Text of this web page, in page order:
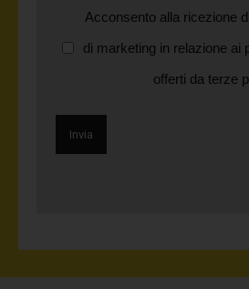
Acconsento alla ricezione
di marketing in relazione ai
offerti da terze